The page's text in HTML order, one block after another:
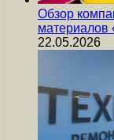
Обзор
22.05.2026